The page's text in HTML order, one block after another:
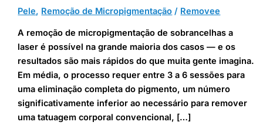
Pele, Remoção de Micropigmentação / Removee
A remoção de micropigmentação de sobrancelhas a
laser é possível na grande maioria dos casos — e os
resultados são mais rápidos do que muita gente imagina.
Em média, o processo requer entre 3 a 6 sessões para
uma eliminação completa do pigmento, um número
significativamente inferior ao necessário para remover
uma tatuagem corporal convencional, […]